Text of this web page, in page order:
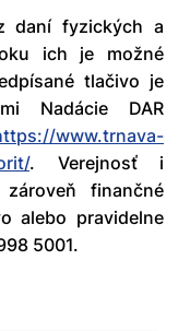
daní fyzických a
ich je možné
tlačivo je
Nadácie DAR
www.trnava-
. Verejnosť i
finančné
alebo pravidelne
5001.